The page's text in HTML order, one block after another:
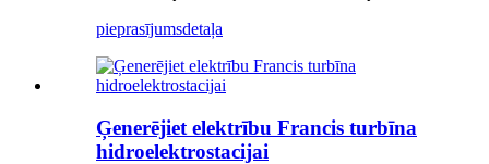
pieprasījumsdetaļa
Ģenerējiet elektrību Francis turbīna
hidroelektrostacijai